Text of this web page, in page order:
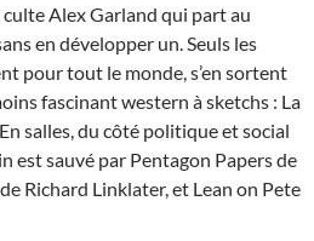
Alex Garland qui part au
en développer un. Seuls les
pour tout le monde, s’en sortent
fascinant western à sketchs : La
salles, du côté politique et social
est sauvé par Pentagon Papers de
Richard Linklater, et Lean on Pete